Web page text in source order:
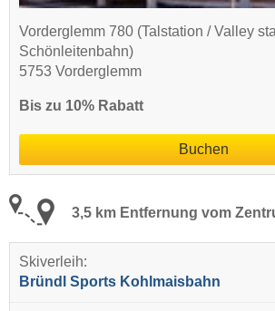
Vorderglemm 780 (Talstation / Valley
Schönleitenbahn)
5753 Vorderglemm
Bis zu 10% Rabatt
Buchen
3,5 km Entfernung vom
Skiverleih:
Bründl Sports Kohlmaisbahn